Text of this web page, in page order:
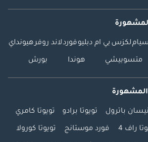
لكزس بي ام دبليوفوردلاند روفرهيونداي
متسوبيشي هوندا بورش
نيسان باترول تويوتا برادو تويوتا كامري
راف 4 فورد موستانج تويوتا كورولا